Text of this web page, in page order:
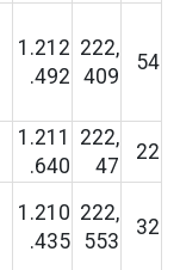
1.212
.492
222,
409
54
1.211
.640
222,
47
22
1.210
.435
222,
553
32